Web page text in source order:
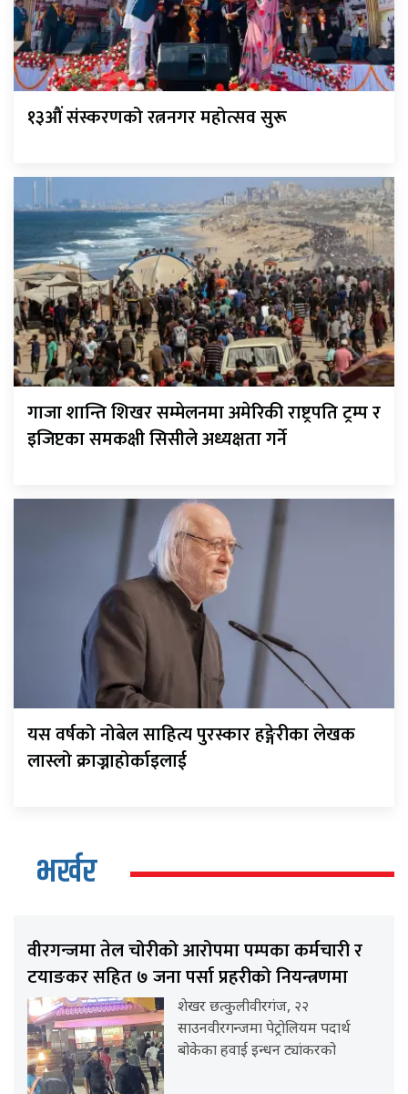
१३औं संस्करणको रत्ननगर महोत्सव सुरू
गाजा शान्ति शिखर सम्मेलनमा अमेरिकी राष्ट्रपति ट्रम्प र
इजिप्टका समकक्षी सिसीले अध्यक्षता गर्ने
यस वर्षको नोबेल साहित्य पुरस्कार हङ्गेरीका लेखक
लास्लो क्राज्नाहोर्काइलाई
भर्खर
वीरगन्जमा तेल चोरीको आरोपमा पम्पका कर्मचारी र
टयाङकर सहित ७ जना पर्सा प्रहरीको नियन्त्रणमा
शेखर छत्कुलीवीरगंज, २२
साउनवीरगन्जमा पेट्रोलियम पदार्थ
बोकेका हवाई इन्धन ट्यांकरको